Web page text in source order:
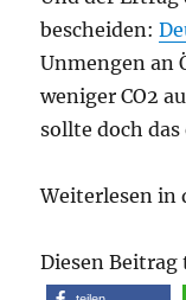
bescheiden:
Unmengen an
weniger CO2
sollte doch
Weiterlesen in
Diesen Beitrag